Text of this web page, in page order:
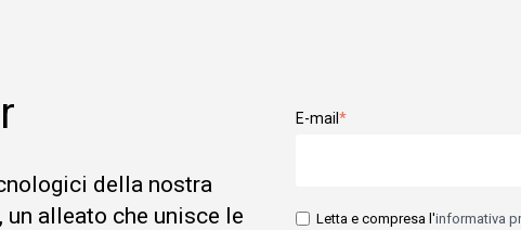
della nostra
alleato che unisce le
E-mail*
Letta e compresa l'informativa